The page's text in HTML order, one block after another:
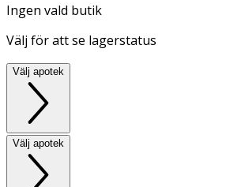
Ingen vald butik
Välj för att se lagerstatus
Välj apotek
Välj apotek